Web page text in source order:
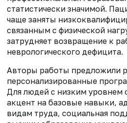
статистически значимой.
чаще заняты
связанным с физической
затрудняет возвращение к
неврологического дефицита.
Авторы работы предложили
персонализированные
Для людей с низким уровнем
акцент на базовые навыки,
видам труда, социальная